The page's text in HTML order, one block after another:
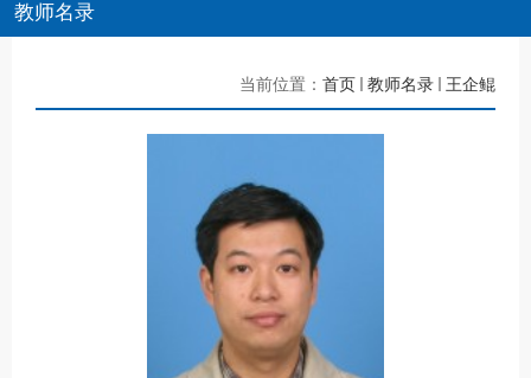
教师名录
当前位置： 首页 教师名录 王企鲲